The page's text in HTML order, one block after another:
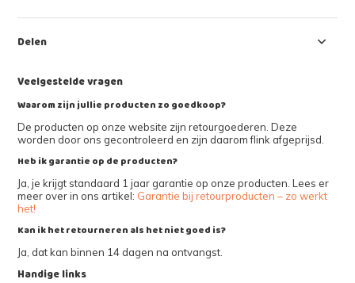
Delen
Veelgestelde vragen
Waarom zijn jullie producten zo goedkoop?
De producten op onze website zijn retourgoederen. Deze
worden door ons gecontroleerd en zijn daarom flink afgeprijsd.
Heb ik garantie op de producten?
Ja, je krijgt standaard 1 jaar garantie op onze producten. Lees er
meer over in ons artikel: Garantie bij retourproducten – zo werkt
het!
Kan ik het retourneren als het niet goed is?
Ja, dat kan binnen 14 dagen na ontvangst.
Handige links